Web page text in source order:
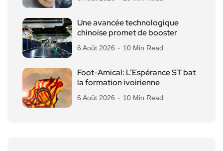
Une avancée technologique
chinoise promet de booster
6 Août 2026 10 Min Read
Foot-Amical: L’Espérance ST bat
la formation ivoirienne
6 Août 2026 10 Min Read